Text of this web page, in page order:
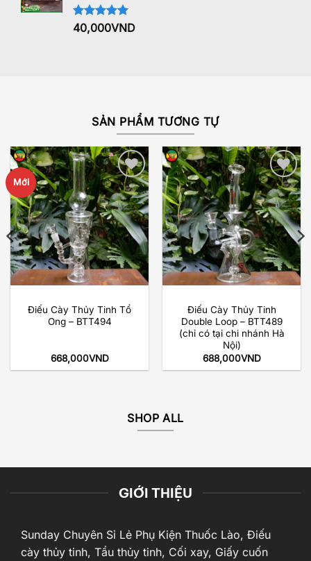
Được xếp
hạng
40,000VND
SẢN PHẨM TƯƠNG TỰ
Mới
Add to
wishlist
Điếu Cày Thủy Tinh Tổ
Ong – BTT494
668,000VND
Add to
wishlist
Điếu Cày Thủy Tinh
Double Loop – BTT489
(chỉ có tại chi nhánh Hà
Nội)
688,000VND
SHOP ALL
GIỚI THIỆU
Sunday Chuyên Sỉ Lẻ Phụ Kiện Thuốc Lào, Điếu
cày thủy tinh, Tẩu thủy tinh, Cối xay, Giấy cuốn